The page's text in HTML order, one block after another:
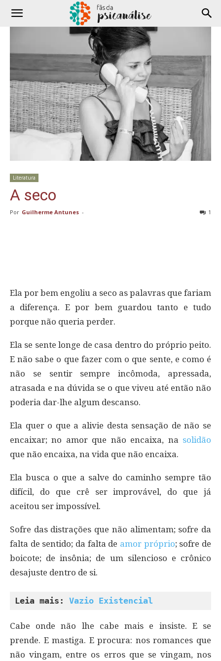
Literatura
A seco
Por Guilherme Antunes - 1
Ela por bem engoliu a seco as palavras que fariam
a diferença. E por bem guardou tanto e tudo
porque não queria perder.
Ela se sente longe de casa dentro do próprio peito.
E não sabe o que fazer com o que sente, e como é
não se sentir sempre incômoda, apressada,
atrasada e na dúvida se o que viveu até então não
poderia dar-lhe algum descanso.
Ela quer o que a alivie desta sensação de não se
encaixar; no amor que não encaixa, na solidão
que não encaixa, na vida que não encaixa.
Ela busca o que a salve do caminho sempre tão
difícil, do que crê ser improvável, do que já
aceitou ser impossível.
Sofre das distrações que não alimentam; sofre da
falta de sentido; da falta de amor próprio; sofre de
boicote; de insônia; de um silencioso e crônico
desajuste dentro de si.
Leia mais: Vazio Existencial
Cabe onde não lhe cabe mais e insiste. E se
prende. E mastiga. E procura: nos romances que
não vingam, entre os erros que se vingam, nos